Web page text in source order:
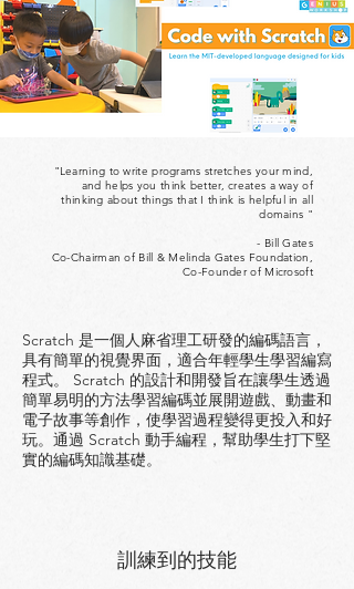
"Learning to write programs stretches your mind,
and helps you think better, creates a way of
thinking about things that I think is helpful in all
domains "
- Bill Gates
Co-Chairman of Bill & Melinda Gates Foundation,
Co-Founder of Microsoft
Scratch 是一個人麻省理工研發的編碼語言，
具有簡單的視覺界面，適合年輕學生學習編寫
程式。 Scratch 的設計和開發旨在讓學生透過
簡單易明的方法學習編碼並展開遊戲、動畫和
電子故事等創作，使學習過程變得更投入和好
玩。通過 Scratch 動手編程，幫助學生打下堅
實的編碼知識基礎。
訓練到的技能